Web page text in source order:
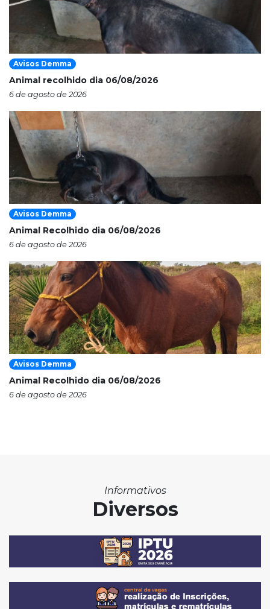
Avisos Demma
Animal recolhido dia 06/08/2026
6 de agosto de 2026
Avisos Demma
Animal Recolhido dia 06/08/2026
6 de agosto de 2026
Avisos Demma
Animal Recolhido dia 06/08/2026
6 de agosto de 2026
Informativos
Diversos